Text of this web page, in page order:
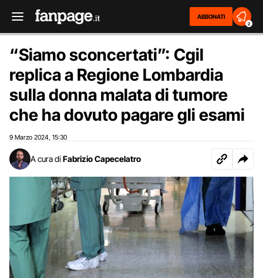
ABBONATI
2
“Siamo sconcertati”: Cgil
replica a Regione Lombardia
sulla donna malata di tumore
che ha dovuto pagare gli esami
9 Marzo 2024 15:30
A cura di Fabrizio Capecelatro